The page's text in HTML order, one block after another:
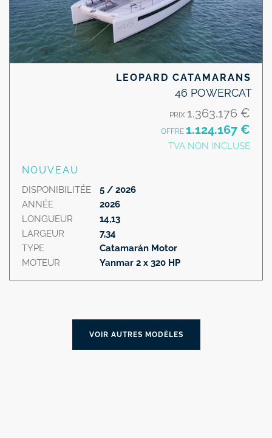
LEOPARD CATAMARANS
46 POWERCAT
PRIX 1.363.176 €
OFFRE 1.124.167 €
TVA NON INCLUSE
NOUVEAU
DISPONIBILITÉE
ANNÉE
LONGUEUR
LARGEUR
TYPE
MOTEUR
5 / 2026
2026
14,13
7,34
Catamarán Motor
Yanmar 2 x 320 HP
VOIR AUTRES MODÈLES